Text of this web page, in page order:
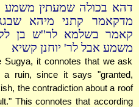
דהא בכולה שמעתין משמע
מדקאמר קתני מיהא
קאמר בשלמא לר''ש בן
משמע אבל לר' יוחנן קשיא
Sugya, it connotes that we ask
ruin, since it says "granted,
the contradiction about a roof
This connotes that according